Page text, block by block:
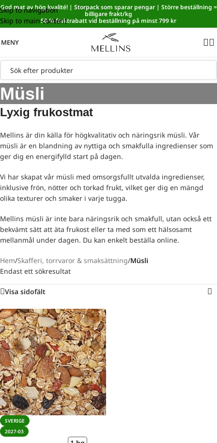
Skip to navigation
Skip to main content
Sänkt matmoms! I kassan dras automatiskt 5,35 % av från alla
varor.
God mat av hög kvalité! | Storpack som sparar pengar | Större beställning =
billigare frakt/kg
50 % fraktrabatt vid beställning på minst 799 kr
MENY
Müsli
Lyxig frukostmat
Mellins är din källa för högkvalitativ och näringsrik müsli. Vår
müsli är en blandning av nyttiga och smakfulla ingredienser som
ger dig en energifylld start på dagen.
Vi har skapat vår müsli med omsorgsfullt utvalda ingredienser,
inklusive frön, nötter och torkad frukt, vilket ger dig en mängd
olika texturer och smaker i varje tugga.
Mellins müsli är inte bara näringsrik och smakfull, utan också ett
bekvämt sätt att äta frukost eller ta med som ett hälsosamt
mellanmål under dagen. Du kan enkelt beställa online.
Hem/Skafferi, torrvaror & smaksättning/Müsli
Endast ett sökresultat
Visa sidofält
SVERIGE
2027-03